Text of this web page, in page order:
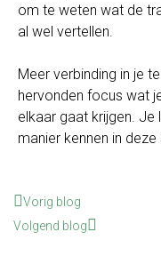
om te weten wat de
al wel vertellen.
Meer verbinding in je
hervonden focus wat
elkaar gaat krijgen. Je
manier kennen in deze
Vorig blog
Volgend blog